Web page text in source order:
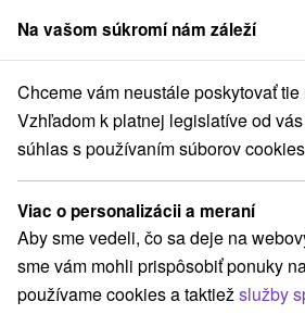
člen skupinySorger
Slovensku Západné Slovensko
Pobyty v Dunajskej
Kategórie
Všetky kategórie
Pobyty so zľavou
Wellness pobyty(11) Víkendové
Na vašom súkromí nám záleží
Chceme vám neustále poskytovať
Vzhľadom k platnej legislatíve od
súhlas s používaním súborov
Viac o personalizácii a meraní
Aby sme vedeli, čo sa deje na
sme vám mohli prispôsobiť ponuky
používame cookies a taktiežslužby